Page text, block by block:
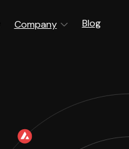
Company Blog